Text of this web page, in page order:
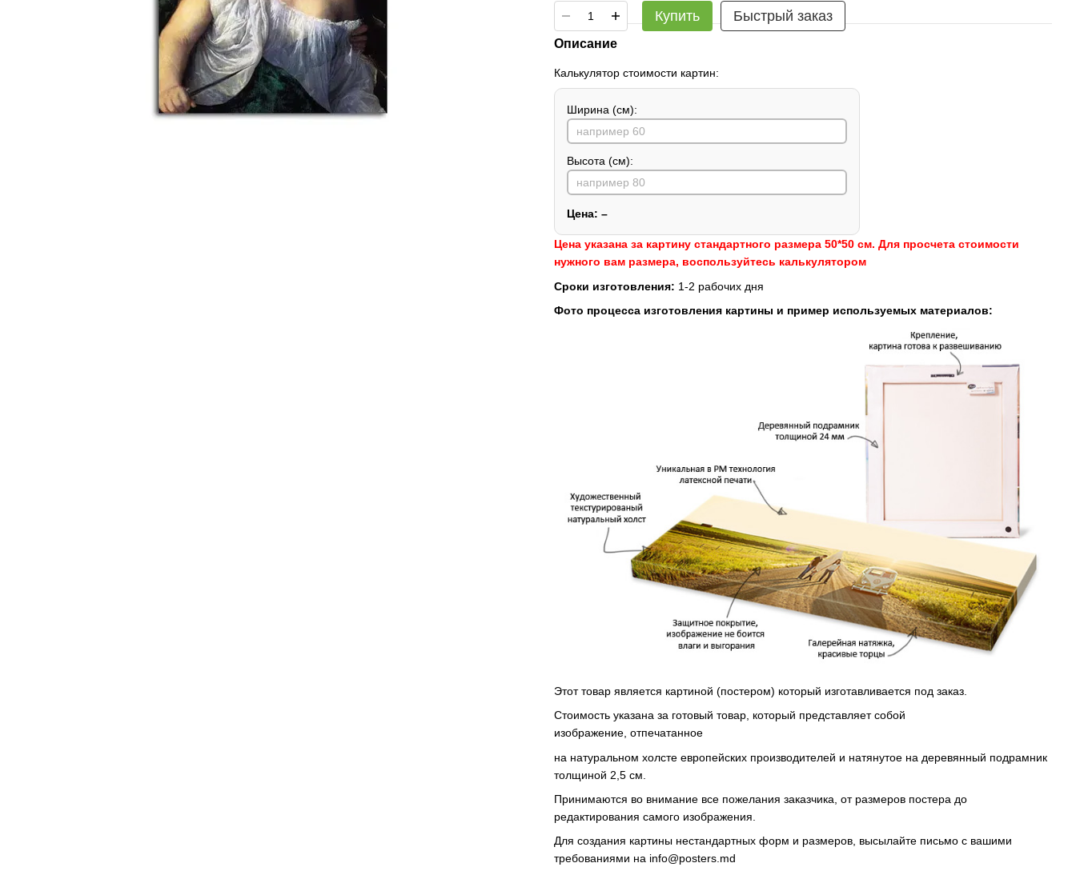
Купить Быстрый заказ
Описание
Калькулятор стоимости картин:
Ширина (см):
Высота (см):
Цена: –
Цена указана за картину стандартного размера 50*50 см. Для просчета стоимости
нужного вам размера, воспользуйтесь калькулятором
Сроки изготовления: 1-2 рабочих дня
Фото процесса изготовления картины и пример используемых материалов:
Этот товар является картиной (постером) который изготавливается под заказ.
Стоимость указана за готовый товар, который представляет собой
изображение, отпечатанное
на натуральном холсте европейских производителей и натянутое на деревянный подрамник
толщиной 2,5 см.
Принимаются во внимание все пожелания заказчика, от размеров постера до
редактирования самого изображения.
Для создания картины нестандартных форм и размеров, высылайте письмо c вашими
требованиями на info@posters.md